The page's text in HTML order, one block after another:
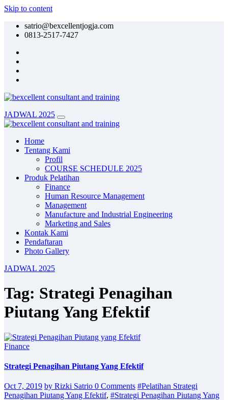
Skip to content
satrio@bexcellentjogja.com
0813-2517-7427
JADWAL 2025
Home
Tentang Kami
Profil
COURSE SCHEDULE 2025
Produk Pelatihan
Finance
Human Resource Management
Management
Manufacture and Industrial Engineering
Marketing and Sales
Kontak Kami
Pendaftaran
Photo Gallery
JADWAL 2025
Tag: Strategi Penagihan
Piutang Yang Efektif
Finance
Strategi Penagihan Piutang Yang Efektif
Oct 7, 2019 by Rizki Satrio 0 Comments #Pelatihan Strategi
Penagihan Piutang Yang Efektif, #Strategi Penagihan Piutang Yang